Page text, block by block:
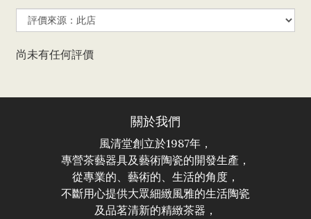
尚未有任何評價
關於我們
風清堂創立於1987年，
專營茶藝器具及藝術陶瓷的開發生產，
從專業的、藝術的、生活的角度，
不斷用心提供大眾細緻風雅的生活陶瓷
及品茗清新的精緻茶器，